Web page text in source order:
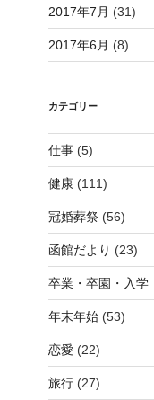
2017年7月 (31)
2017年6月 (8)
カテゴリー
仕事(5)
健康(111)
冠婚葬祭(56)
函館だより (23)
卒業・卒園・入学
年末年始(53)
恋愛 (22)
旅行(27)